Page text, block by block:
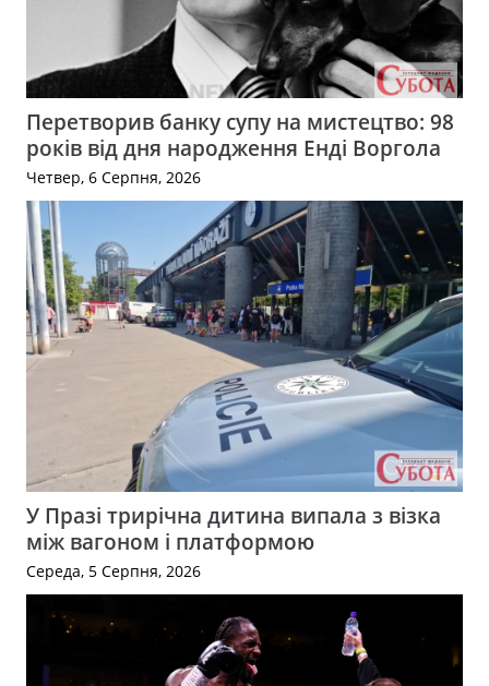
Перетворив банку супу на мистецтво: 98
років від дня народження Енді Воргола
Четвер, 6 Серпня, 2026
У Празі трирічна дитина випала з візка
між вагоном і платформою
Середа, 5 Серпня, 2026